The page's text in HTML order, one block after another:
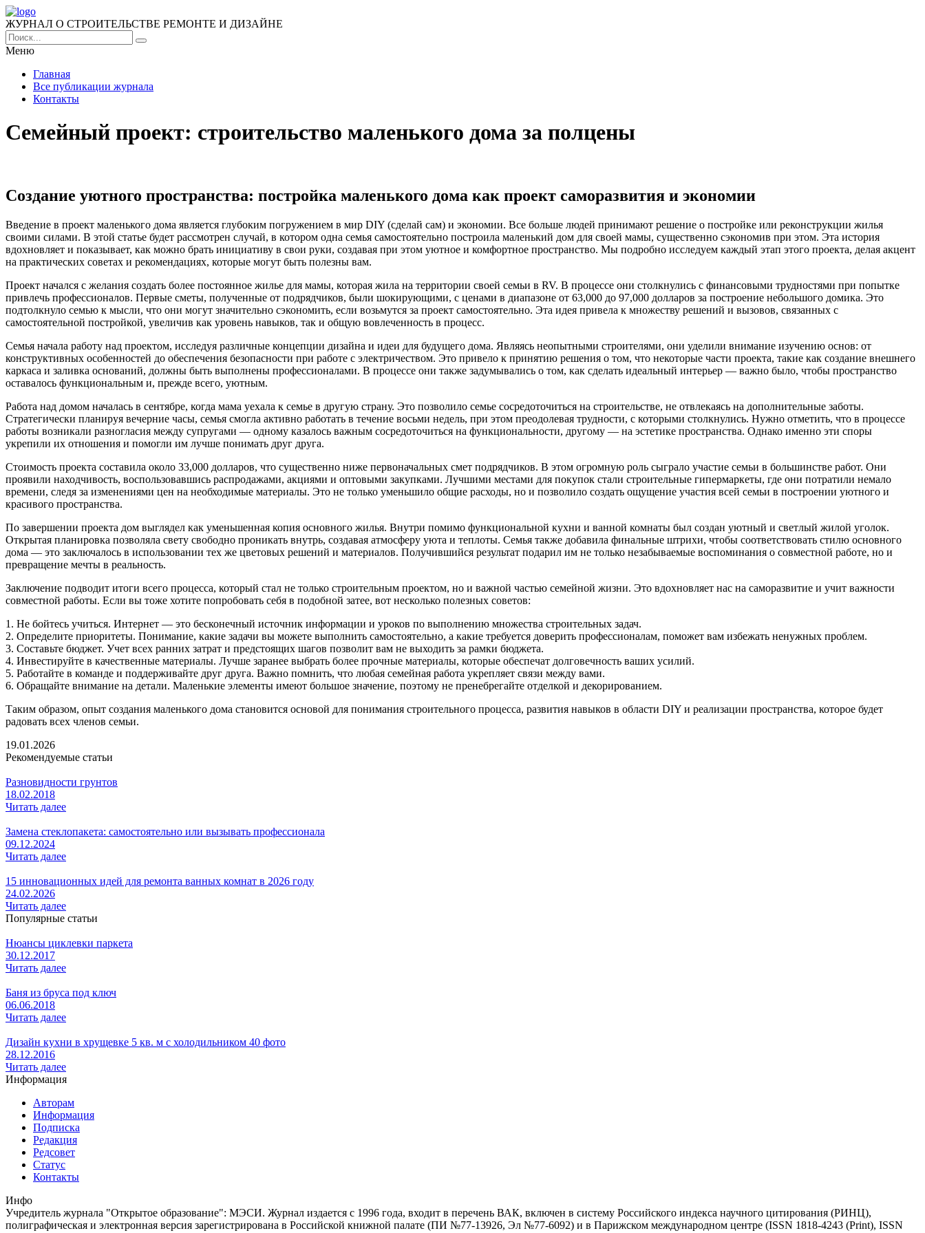
ЖУРНАЛ О СТРОИТЕЛЬСТВЕ РЕМОНТЕ И ДИЗАЙНЕ
Меню
Главная
Все публикации журнала
Контакты
Семейный проект: строительство маленького дома за полцены
Создание уютного пространства: постройка маленького дома как проект саморазвития и экономии
Введение в проект маленького дома является глубоким погружением в мир DIY (сделай сам) и экономии. Все больше людей принимают решение о постройке или реконструкции жилья
своими силами. В этой статье будет рассмотрен случай, в котором одна семья самостоятельно построила маленький дом для своей мамы, существенно сэкономив при этом. Эта история
вдохновляет и показывает, как можно брать инициативу в свои руки, создавая при этом уютное и комфортное пространство. Мы подробно исследуем каждый этап этого проекта, делая акцент
на практических советах и рекомендациях, которые могут быть полезны вам.
Проект начался с желания создать более постоянное жилье для мамы, которая жила на территории своей семьи в RV. В процессе они столкнулись с финансовыми трудностями при попытке
привлечь профессионалов. Первые сметы, полученные от подрядчиков, были шокирующими, с ценами в диапазоне от 63,000 до 97,000 долларов за построение небольшого домика. Это
подтолкнуло семью к мысли, что они могут значительно сэкономить, если возьмутся за проект самостоятельно. Эта идея привела к множеству решений и вызовов, связанных с
самостоятельной постройкой, увеличив как уровень навыков, так и общую вовлеченность в процесс.
Семья начала работу над проектом, исследуя различные концепции дизайна и идеи для будущего дома. Являясь неопытными строителями, они уделили внимание изучению основ: от
конструктивных особенностей до обеспечения безопасности при работе с электричеством. Это привело к принятию решения о том, что некоторые части проекта, такие как создание внешнего
каркаса и заливка оснований, должны быть выполнены профессионалами. В процессе они также задумывались о том, как сделать идеальный интерьер — важно было, чтобы пространство
оставалось функциональным и, прежде всего, уютным.
Работа над домом началась в сентябре, когда мама уехала к семье в другую страну. Это позволило семье сосредоточиться на строительстве, не отвлекаясь на дополнительные заботы.
Стратегически планируя вечерние часы, семья смогла активно работать в течение восьми недель, при этом преодолевая трудности, с которыми столкнулись. Нужно отметить, что в процессе
работы возникали разногласия между супругами — одному казалось важным сосредоточиться на функциональности, другому — на эстетике пространства. Однако именно эти споры
укрепили их отношения и помогли им лучше понимать друг друга.
Стоимость проекта составила около 33,000 долларов, что существенно ниже первоначальных смет подрядчиков. В этом огромную роль сыграло участие семьи в большинстве работ. Они
проявили находчивость, воспользовавшись распродажами, акциями и оптовыми закупками. Лучшими местами для покупок стали строительные гипермаркеты, где они потратили немало
времени, следя за изменениями цен на необходимые материалы. Это не только уменьшило общие расходы, но и позволило создать ощущение участия всей семьи в построении уютного и
красивого пространства.
По завершении проекта дом выглядел как уменьшенная копия основного жилья. Внутри помимо функциональной кухни и ванной комнаты был создан уютный и светлый жилой уголок.
Открытая планировка позволяла свету свободно проникать внутрь, создавая атмосферу уюта и теплоты. Семья также добавила финальные штрихи, чтобы соответствовать стилю основного
дома — это заключалось в использовании тех же цветовых решений и материалов. Получившийся результат подарил им не только незабываемые воспоминания о совместной работе, но и
превращение мечты в реальность.
Заключение подводит итоги всего процесса, который стал не только строительным проектом, но и важной частью семейной жизни. Это вдохновляет нас на саморазвитие и учит важности
совместной работы. Если вы тоже хотите попробовать себя в подобной затее, вот несколько полезных советов:
1. Не бойтесь учиться. Интернет — это бесконечный источник информации и уроков по выполнению множества строительных задач.
2. Определите приоритеты. Понимание, какие задачи вы можете выполнить самостоятельно, а какие требуется доверить профессионалам, поможет вам избежать ненужных проблем.
3. Составьте бюджет. Учет всех ранних затрат и предстоящих шагов позволит вам не выходить за рамки бюджета.
4. Инвестируйте в качественные материалы. Лучше заранее выбрать более прочные материалы, которые обеспечат долговечность ваших усилий.
5. Работайте в команде и поддерживайте друг друга. Важно помнить, что любая семейная работа укрепляет связи между вами.
6. Обращайте внимание на детали. Маленькие элементы имеют большое значение, поэтому не пренебрегайте отделкой и декорированием.
Таким образом, опыт создания маленького дома становится основой для понимания строительного процесса, развития навыков в области DIY и реализации пространства, которое будет
радовать всех членов семьи.
19.01.2026
Рекомендуемые статьи
Разновидности грунтов
18.02.2018
Читать далее
Замена стеклопакета: самостоятельно или вызывать профессионала
09.12.2024
Читать далее
15 инновационных идей для ремонта ванных комнат в 2026 году
24.02.2026
Читать далее
Популярные статьи
Нюансы циклевки паркета
30.12.2017
Читать далее
Баня из бруса под ключ
06.06.2018
Читать далее
Дизайн кухни в хрущевке 5 кв. м с холодильником 40 фото
28.12.2016
Читать далее
Информация
Авторам
Информация
Подписка
Редакция
Редсовет
Статус
Контакты
Инфо
Учредитель журнала "Открытое образование": МЭСИ. Журнал издается с 1996 года, входит в перечень ВАК, включен в систему Российского индекса научного цитирования (РИНЦ),
полиграфическая и электронная версия зарегистрирована в Российской книжной палате (ПИ №77-13926, Эл №77-6092) и в Парижском международном центре (ISSN 1818-4243 (Print), ISSN